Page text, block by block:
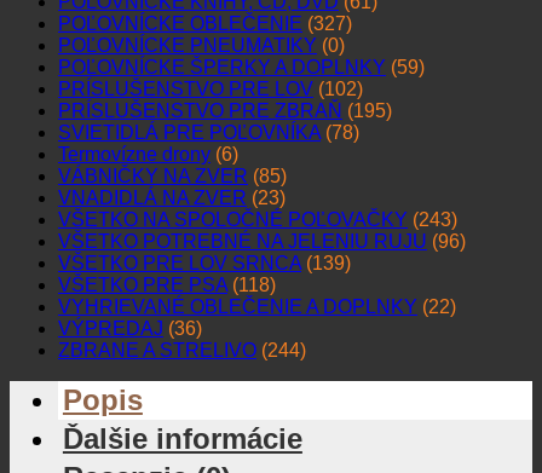
POĽOVNÍCKE OBLEČENIE (327)
POĽOVNÍCKE PNEUMATIKY (0)
POĽOVNÍCKE ŠPERKY A DOPLNKY (59)
PRÍSLUŠENSTVO PRE LOV (102)
PRÍSLUŠENSTVO PRE ZBRAŇ (195)
SVIETIDLÁ PRE POĽOVNÍKA (78)
Termovízne drony (6)
VÁBNIČKY NA ZVER (85)
VNADIDLÁ NA ZVER (23)
VŠETKO NA SPOLOČNÉ POĽOVAČKY (243)
VŠETKO POTREBNÉ NA JELENIU RUJU (96)
VŠETKO PRE LOV SRNCA (139)
VŠETKO PRE PSA (118)
VYHRIEVANÉ OBLEČENIE A DOPLNKY (22)
VÝPREDAJ (36)
ZBRANE A STRELIVO (244)
Popis
Ďalšie informácie